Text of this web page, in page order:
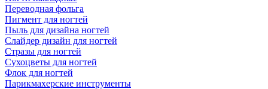
Переводная фольга
Пигмент для ногтей
Пыль для дизайна ногтей
Слайдер дизайн для ногтей
Стразы для ногтей
Сухоцветы для ногтей
Флок для ногтей
Парикмахерские инструменты